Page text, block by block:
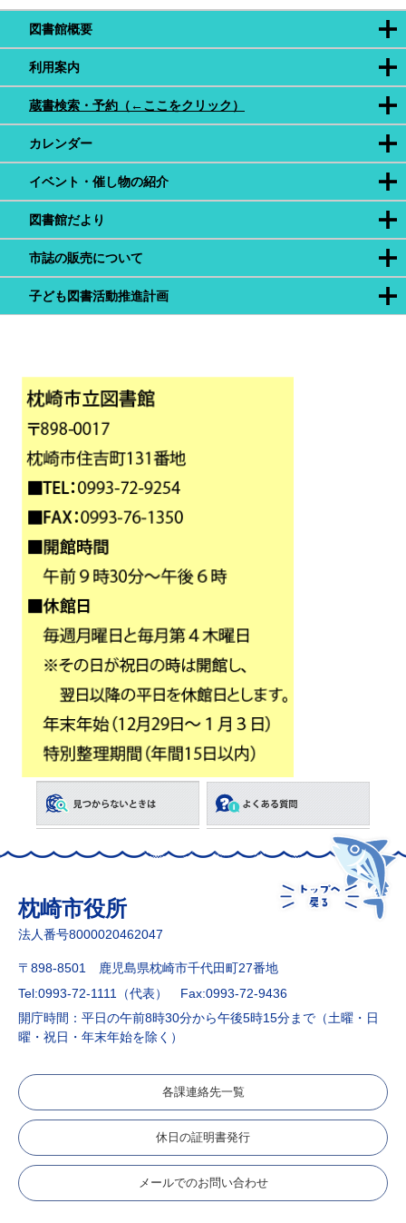
図書館概要
利用案内
蔵書検索・予約（←ここをクリック）
カレンダー
イベント・催し物の紹介
図書館だより
市誌の販売について
子ども図書活動推進計画
枕崎市役所
法人番号8000020462047
〒898-8501 鹿児島県枕崎市千代田町27番地
Tel:0993-72-1111（代表）
Fax:0993-72-9436
開庁時間：平日の午前8時30分から午後5時15分まで（土曜・日
曜・祝日・年末年始を除く）
各課連絡先一覧
休日の証明書発行
メールでのお問い合わせ